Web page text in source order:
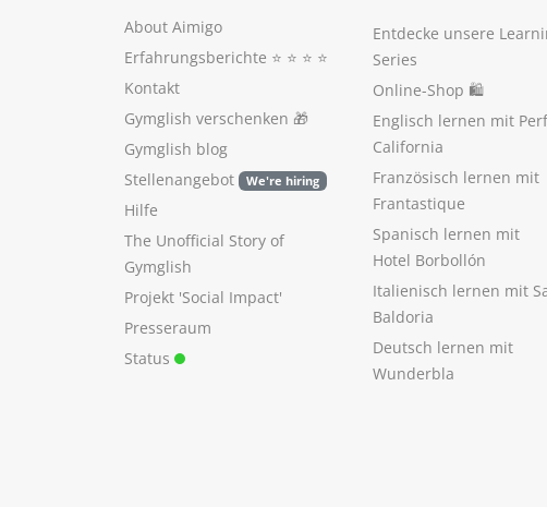
About Aimigo
Erfahrungsberichte ⭐️ ⭐️ ⭐️ ⭐️
Kontakt
Gymglish verschenken 🎁
Gymglish blog
Stellenangebot
We're hiring
Hilfe
The Unofficial Story of
Gymglish
Projekt 'Social Impact'
Presseraum
Status
Entdecke unsere
Series
Online-Shop 🛍
Englisch lernen mit
California
Französisch lernen mit
Frantastique
Spanisch lernen mit
Hotel Borbollón
Italienisch lernen mit
Baldoria
Deutsch lernen mit
Wunderbla